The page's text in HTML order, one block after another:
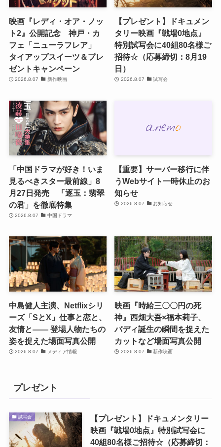
映画『レディ・オア・ノッ
ト2』公開記念 神戸・カ
フェ「ニューラフレア」
タイアップスイーツ＆プレ
ゼントキャンペーン
2026.8.07 新作映画
【プレゼント】ドキュメン
タリー映画『戦場0地点』
特別試写会に40組80名様ご
招待☆（応募締切：8月19
日）
2026.8.07 試写会
「中国ドラマが好き！いま
見るべきスター最前線」8
月27日発売 「逐玉：翡翠
の君」を徹底特集
2026.8.07 中国ドラマ
【重要】サーバー移行に伴
うWebサイト一時休止のお
知らせ
2026.8.07 お知らせ
中島健人主演、Netflixシリ
ーズ「SとX」仕事と恋と、
友情と―― 登場人物たちの
姿を捉えた場面写真公開
2026.8.07 メディア情報
映画『時給三〇〇円の死
神』西畑大吾×福本莉子、
バディ誕生の瞬間を捉えた
カットなど場面写真公開
2026.8.07 新作映画
プレゼント
試写会
【プレゼント】ドキュメンタリー
映画『戦場0地点』特別試写会に
40組80名様ご招待☆（応募締切：